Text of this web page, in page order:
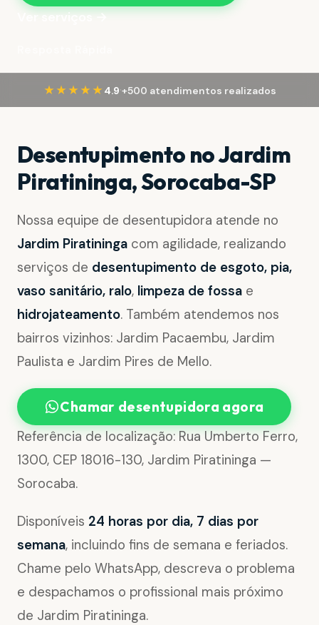
Ver serviços →
★★★★★ 4.9·+500 atendimentos realizados
Desentupimento no Jardim
Piratininga, Sorocaba-SP
Nossa equipe de desentupidora atende no
Jardim Piratininga com agilidade, realizando
serviços de desentupimento de esgoto, pia,
vaso sanitário, ralo, limpeza de fossa e
hidrojateamento. Também atendemos nos
bairros vizinhos: Jardim Pacaembu, Jardim
Paulista e Jardim Pires de Mello.
Chamar desentupidora agora
Referência de localização: Rua Umberto Ferro,
1300, CEP 18016-130, Jardim Piratininga —
Sorocaba.
Disponíveis 24 horas por dia, 7 dias por
semana, incluindo fins de semana e feriados.
Chame pelo WhatsApp, descreva o problema
e despachamos o profissional mais próximo
de Jardim Piratininga.